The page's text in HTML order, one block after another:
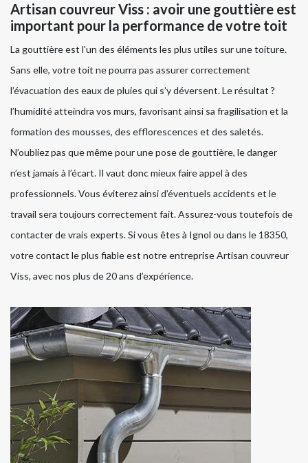
Artisan couvreur Viss : avoir une gouttière est
important pour la performance de votre toit
La gouttière est l'un des éléments les plus utiles sur une toiture.
Sans elle, votre toit ne pourra pas assurer correctement
l’évacuation des eaux de pluies qui s’y déversent. Le résultat ?
l’humidité atteindra vos murs, favorisant ainsi sa fragilisation et la
formation des mousses, des efflorescences et des saletés.
N’oubliez pas que même pour une pose de gouttière, le danger
n’est jamais à l’écart. Il vaut donc mieux faire appel à des
professionnels. Vous éviterez ainsi d’éventuels accidents et le
travail sera toujours correctement fait. Assurez-vous toutefois de
contacter de vrais experts. Si vous êtes à Ignol ou dans le 18350,
votre contact le plus fiable est notre entreprise Artisan couvreur
Viss, avec nos plus de 20 ans d’expérience.